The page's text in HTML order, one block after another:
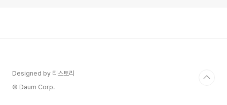
Designed by 티스토리
© Daum Corp.